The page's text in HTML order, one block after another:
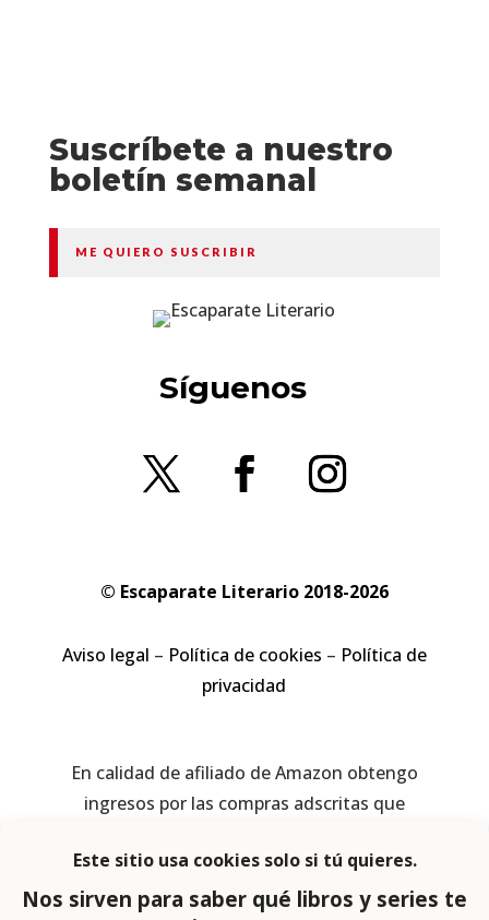
Suscríbete a nuestro
boletín semanal
ME QUIERO SUSCRIBIR
Síguenos
© Escaparate Literario 2018-2026
Aviso legal – Política de cookies – Política de
privacidad
En calidad de afiliado de Amazon obtengo
ingresos por las compras adscritas que